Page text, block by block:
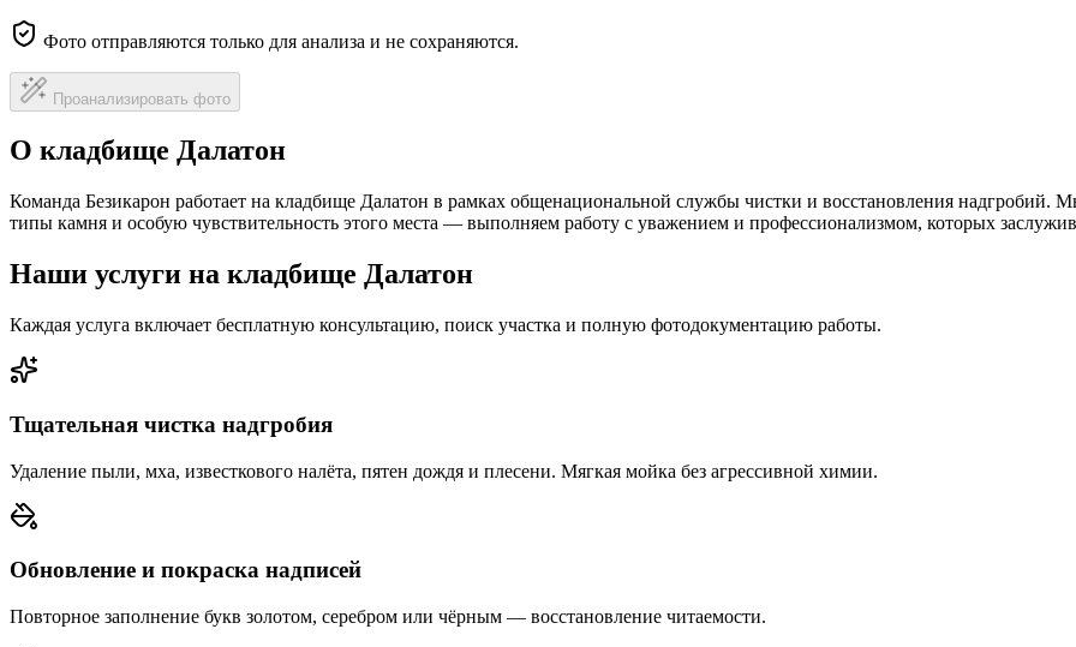
Фото отправляются только для анализа и не сохраняются.
Проанализировать фото
О кладбище Далатон
Команда Безикарон работает на кладбище Далатон в рамках общенациональной службы чистки и восстановления надгробий.
типы камня и особую чувствительность этого места — выполняем работу с уважением и профессионализмом, которых
Наши услуги на кладбище Далатон
Каждая услуга включает бесплатную консультацию, поиск участка и полную фотодокументацию работы.
Тщательная чистка надгробия
Удаление пыли, мха, известкового налёта, пятен дождя и плесени. Мягкая мойка без агрессивной химии.
Обновление и покраска надписей
Повторное заполнение букв золотом, серебром или чёрным — восстановление читаемости.